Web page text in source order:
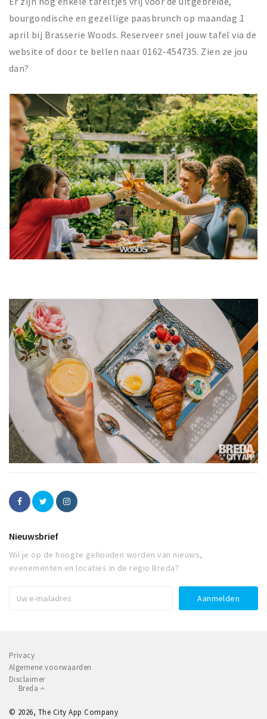
bourgondische en gezellige paasbrunch op maandag 1
april bij Brasserie Woods. Reserveer snel jouw tafel via de
website of door te bellen naar 0162-454735. Zien ze jou
dan?
Nieuwsbrief
Wil je op de hoogte gehouden worden van nieuws,
evenementen en locaties in de regio Breda?
Privacy
Algemene voorwaarden
Disclaimer
Breda
© 2026, The City App Company